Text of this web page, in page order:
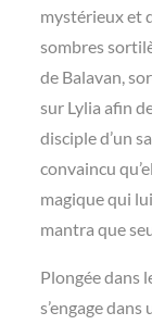
mystérieux et
sombres
de Balavan,
sur Lylia afin
disciple d’un
convaincu
magique qui
mantra que
Plongée dans
s’engage